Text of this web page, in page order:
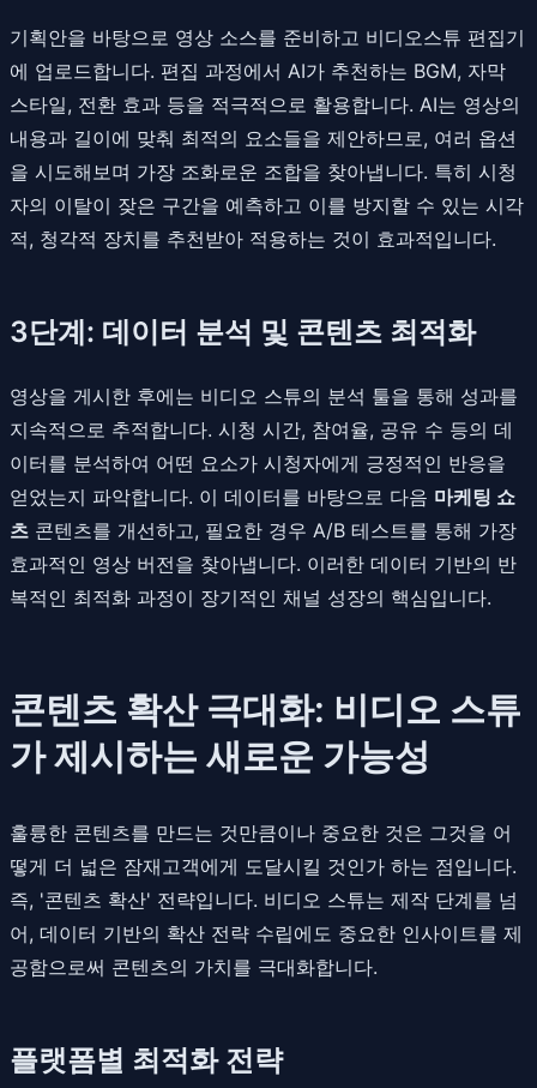
기획안을 바탕으로 영상 소스를 준비하고 비디오스튜 편집기
에 업로드합니다. 편집 과정에서 AI가 추천하는 BGM, 자막
스타일, 전환 효과 등을 적극적으로 활용합니다. AI는 영상의
내용과 길이에 맞춰 최적의 요소들을 제안하므로, 여러 옵션
을 시도해보며 가장 조화로운 조합을 찾아냅니다. 특히 시청
자의 이탈이 잦은 구간을 예측하고 이를 방지할 수 있는 시각
적, 청각적 장치를 추천받아 적용하는 것이 효과적입니다.
3단계: 데이터 분석 및 콘텐츠 최적화
영상을 게시한 후에는 비디오 스튜의 분석 툴을 통해 성과를
지속적으로 추적합니다. 시청 시간, 참여율, 공유 수 등의 데
이터를 분석하여 어떤 요소가 시청자에게 긍정적인 반응을
얻었는지 파악합니다. 이 데이터를 바탕으로 다음 마케팅 쇼
츠 콘텐츠를 개선하고, 필요한 경우 A/B 테스트를 통해 가장
효과적인 영상 버전을 찾아냅니다. 이러한 데이터 기반의 반
복적인 최적화 과정이 장기적인 채널 성장의 핵심입니다.
콘텐츠 확산 극대화: 비디오 스튜
가 제시하는 새로운 가능성
훌륭한 콘텐츠를 만드는 것만큼이나 중요한 것은 그것을 어
떻게 더 넓은 잠재고객에게 도달시킬 것인가 하는 점입니다.
즉, '콘텐츠 확산' 전략입니다. 비디오 스튜는 제작 단계를 넘
어, 데이터 기반의 확산 전략 수립에도 중요한 인사이트를 제
공함으로써 콘텐츠의 가치를 극대화합니다.
플랫폼별 최적화 전략